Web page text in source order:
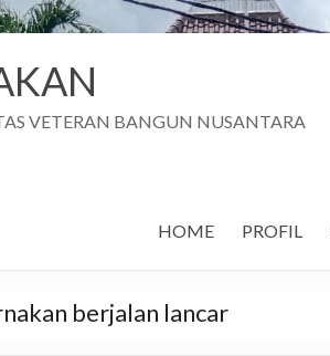
VETERAN BANGUN NUSANTARA
HOME PROFIL
berjalan lancar